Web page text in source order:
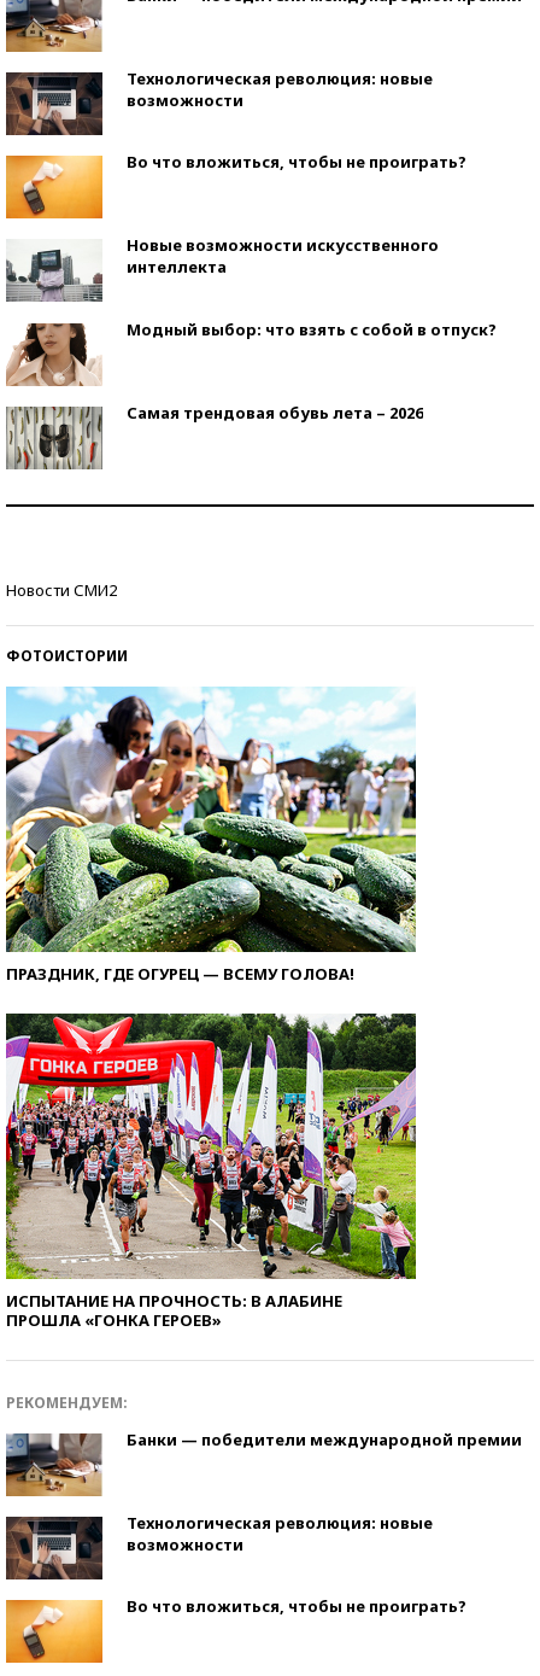
Технологическая революция: новые
возможности
Во что вложиться, чтобы не проиграть?
Новые возможности искусственного
интеллекта
Модный выбор: что взять с собой в отпуск?
Самая трендовая обувь лета – 2026
Новости СМИ2
ФОТОИСТОРИИ
ПРАЗДНИК, ГДЕ ОГУРЕЦ — ВСЕМУ ГОЛОВА!
ИСПЫТАНИЕ НА ПРОЧНОСТЬ: В АЛАБИНЕ
ПРОШЛА «ГОНКА ГЕРОЕВ»
РЕКОМЕНДУЕМ:
Банки — победители международной премии
Технологическая революция: новые
возможности
Во что вложиться, чтобы не проиграть?